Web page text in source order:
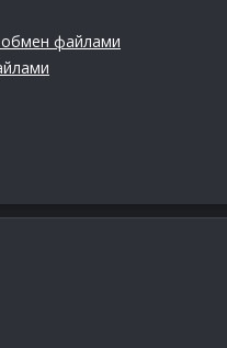
обмен файлами